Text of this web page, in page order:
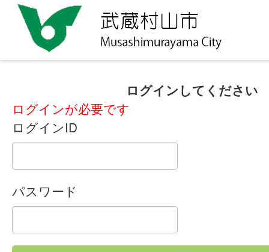
ログインしてください
ログインが必要です
ログインID
パスワード